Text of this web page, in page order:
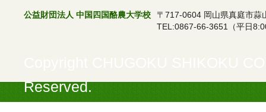
公益財団法人 中国四国酪農大学校
〒717-0604 岡山県真庭市蒜
TEL:0867-66-3651（平日
Reserved.